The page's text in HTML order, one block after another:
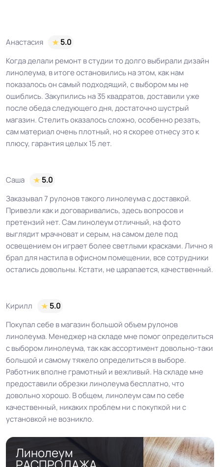
Анастасия
5.0
Когда делали ремонт в студии то долго выбирали дизайн
линолеума, в итоге остановились на этом, как нам
показалось он самый подходящий, с выбором мы не
ошиблись. Закупились на 35 квадратов, доставили уже
после обеда следующего дня, достаточно шустрый
магазин. Стелить оказалось сложно, особенно резать,
сам материал очень плотный, но я скорее отнесу это к
плюсу, гарантия целых 15 лет.
Саша
5.0
Заказывал 7 рулонов такого линолеума с доставкой.
Привезли как и договаривались, здесь вопросов и
претензий нет. Сам линолеум отличный, на фото
выглядит мрачноват и серым, на самом деле под
освещением он играет более светлыми красками. Лично я
брал для настила в офисном помещении, все сотрудники
остались довольны. Кстати, не царапается, качественный.
Кирилл
5.0
Покупал себе в магазин большой объем рулонов
линолеума. Менеджер на складе мне помог определиться
с выбором линолеума, так как ассортимент довольно-таки
большой и самому тяжело определиться в выборе.
Работник вполне грамотный и вежливый. На складе мне
предоставили обрезки линолеума бесплатно, что
довольно хорошо. В общем, линолеум сам по себе
качественный, никаких проблем ни с покупкой ни с
установкой не возникло.
Линолеум